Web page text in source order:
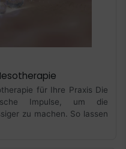
für Ihre Praxis Die
Impulse, um die
zu machen. So lassen